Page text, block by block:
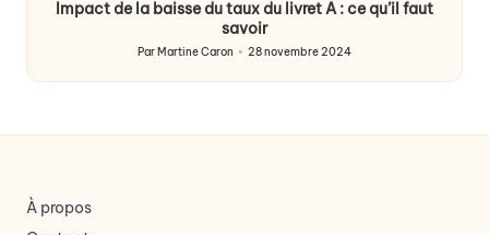
Impact de la baisse du taux du livret A : ce qu’il faut
savoir
Publié
par
ParMartine Caron 28 novembre 2024
À propos